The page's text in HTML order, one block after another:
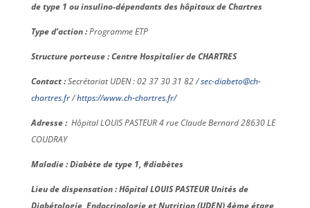
de type 1 ou insulino-dépendants des hôpitaux de Chartres
Type d’action :Programme ETP
Structure porteuse : Centre Hospitalier de CHARTRES
Contact :Secrétariat UDEN : 02 37 30 31 82 /sec-diabeto@ch-
chartres.fr/https://www.ch-chartres.fr/
Adresse : Hôpital LOUIS PASTEUR 4 rue Claude Bernard 28630 LE
COUDRAY
Maladie : Diabète de type 1, #diabètes
Lieu de dispensation : Hôpital LOUIS PASTEUR Unités de
Diabétologie, Endocrinologie et Nutrition (UDEN) 4ème étage